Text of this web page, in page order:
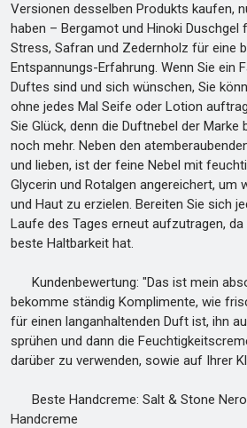
Versionen desselben Produkts kaufen,
haben – Bergamot und Hinoki Duschgel
Stress, Safran und Zedernholz für eine
Entspannungs-Erfahrung. Wenn Sie ein
Duftes sind und sich wünschen, Sie
ohne jedes Mal Seife oder Lotion
Sie Glück, denn die Duftnebel der Marke
noch mehr. Neben den
und lieben, ist der feine Nebel mit
Glycerin und Rotalgen angereichert, um
und Haut zu erzielen. Bereiten Sie sich
Laufe des Tages erneut aufzutragen,
beste Haltbarkeit hat.
Kundenbewertung: "Das ist mein
bekomme ständig Komplimente, wie
für einen langanhaltenden Duft ist, ihn
sprühen und dann die
darüber zu verwenden, sowie auf Ihrer
Beste Handcreme: Salt & Stone
Handcreme